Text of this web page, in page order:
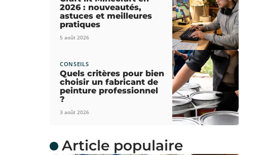
2026 : nouveautés,
astuces et meilleures
pratiques
5 août 2026
CONSEILS
Quels critères pour bien
choisir un fabricant de
peinture professionnel
?
3 août 2026
Article populaire